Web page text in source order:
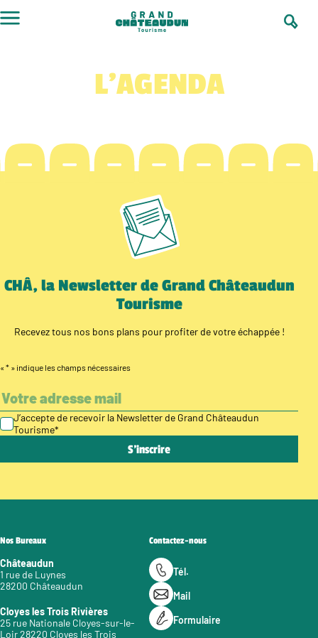
au
L’AGENDA
CHÂ, la Newsletter de Grand Châteaudun
Tourisme
Recevez tous nos bons plans pour profiter de votre échappée !
« * » indique les champs nécessaires
J’accepte de recevoir la Newsletter de Grand Châteaudun
Tourisme*
Nos Bureaux
Châteaudun
1 rue de Luynes
28200 Châteaudun
Cloyes les Trois Rivières
25 rue Nationale Cloyes-sur-le-
Loir 28220 Cloyes les Trois
Contactez-nous
Tél.
Mail
Formulaire